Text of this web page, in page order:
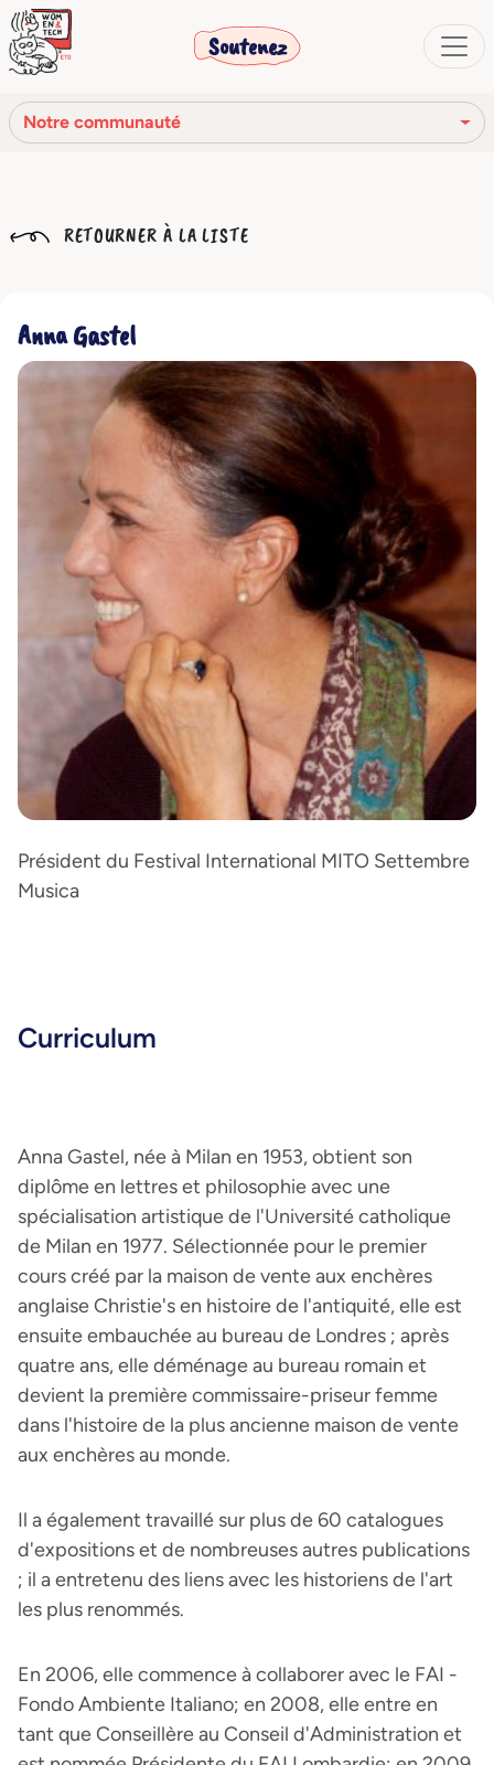
Soutenez
Notre communauté
Notre histoire
Les organes sociaux
Code Éthique
RETOURNER À LA LISTE
Anna Gastel
Président du Festival International MITO Settembre
Musica
Curriculum
Anna Gastel, née à Milan en 1953, obtient son
diplôme en lettres et philosophie avec une
spécialisation artistique de l'Université catholique
de Milan en 1977. Sélectionnée pour le premier
cours créé par la maison de vente aux enchères
anglaise Christie's en histoire de l'antiquité, elle est
ensuite embauchée au bureau de Londres ; après
quatre ans, elle déménage au bureau romain et
devient la première commissaire-priseur femme
dans l'histoire de la plus ancienne maison de vente
aux enchères au monde.
Il a également travaillé sur plus de 60 catalogues
d'expositions et de nombreuses autres publications
; il a entretenu des liens avec les historiens de l'art
les plus renommés.
En 2006, elle commence à collaborer avec le FAI -
Fondo Ambiente Italiano; en 2008, elle entre en
tant que Conseillère au Conseil d'Administration et